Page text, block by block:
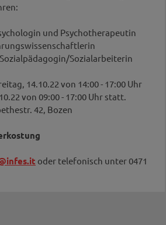
und Psychotherapeutin
Sozialpädagogin/Sozialarbeiterin
14.10.22 von 14:00 - 17:00 Uhr
von 09:00 - 17:00 Uhr statt.
42, Bozen
oder telefonisch unter 0471